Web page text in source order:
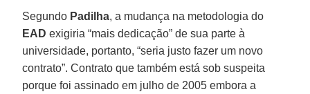
Segundo Padilha, a mudança na metodologia do
EAD exigiria “mais dedicação” de sua parte à
universidade, portanto, “seria justo fazer um novo
contrato”. Contrato que também está sob suspeita
porque foi assinado em julho de 2005 embora a